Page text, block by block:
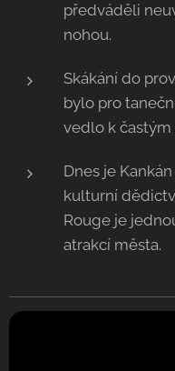
předváděli
nohou.
Skákání do
bylo pro
vedlo k častým
Dnes je
kulturní
Rouge je
atrakcí města.